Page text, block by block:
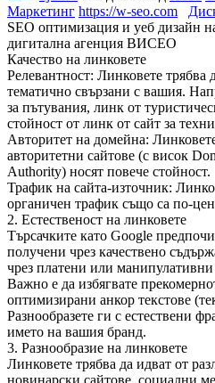
Маркетинг https://w-seo.com
SEO оптимизация и уеб дизайн
дигитална агенция ВИСЕО
Качество на линковете
Релевантност: Линковете трябва
тематично свързани с вашия.
за пътувания, линк от
стойност от линк от сайт за
Авторитет на домейна:
авторитетни сайтове (с висок
Authority) носят повече стойност.
Трафик на сайта-източник:
органичен трафик също са по-
2. Естественост на линковете
Търсачките като Google
получени чрез качествено
чрез платени или
Важно е да избягвате
оптимизирани анкор текстове
Разнообразете ги с естествени
името на вашия бранд.
3. Разнообразие на линковете
Линковете трябва да идват от
новинарски сайтове, социални